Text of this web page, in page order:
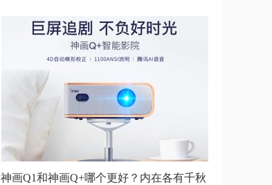
神画三步开机，最简单的开机教程
些问题？答
神话投影仪安装U盘或TF卡内的
APP安装方法步
神画Q1和神画Q+哪个更好？内在各有千秋